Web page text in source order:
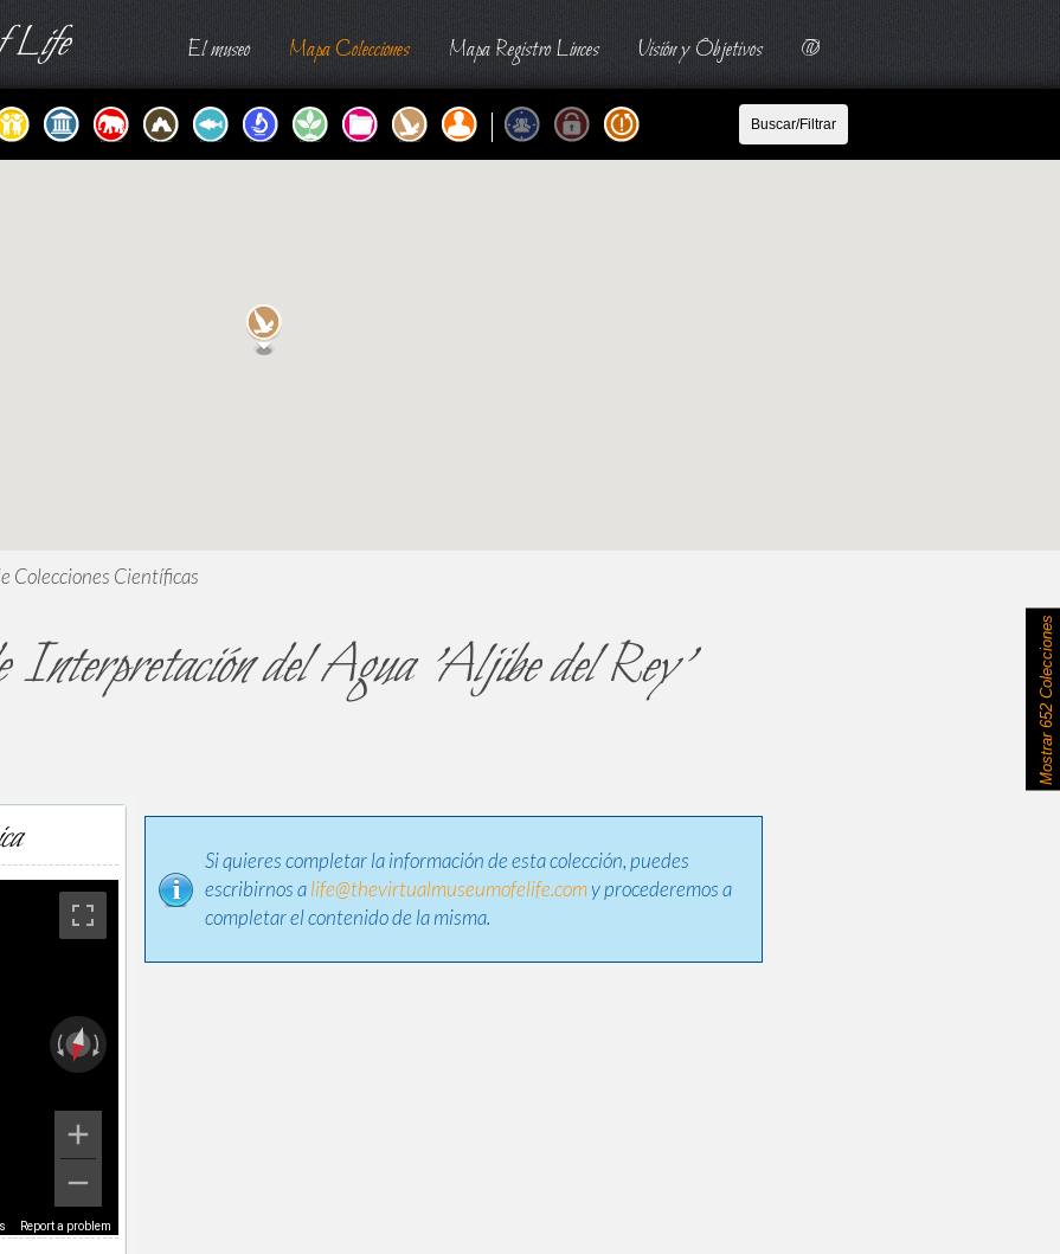
Life El museo Mapa Colecciones Mapa Registro Linces Visión y Objetivos @
Mostrar
652 Colecciones
Colecciones Científicas
Interpretación del Agua 'Aljibe del Rey'
Report a problem
Si quieres completar la información de esta colección, puedes
escribirnos alife@thevirtualmuseumofelife.comy procederemos a
completar el contenido de la misma.